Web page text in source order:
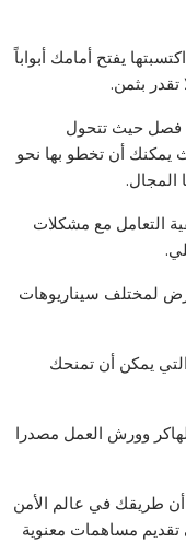
يفتح أمامك أبواباً
بثمن.
فصل حيث تتحول
يمكنك أن تخطو بها نحو
المجال.
التعامل مع مشكلات
لمختلف سيناريوهات
يمكن أن تمنحك
وورش العمل مصدرا
طريقك في عالم الأمن
مساهمات معنوية